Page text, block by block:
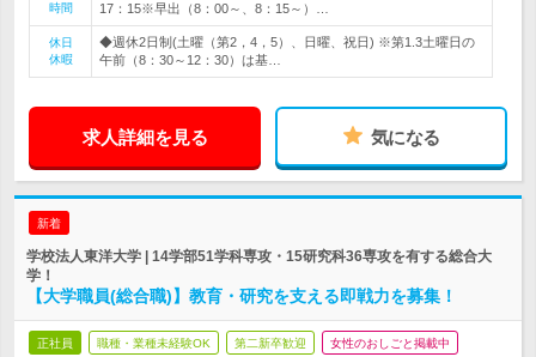
時間
17：15※早出（8：00～、8：15～）…
休日
休暇
◆週休2日制(土曜（第2，4，5）、日曜、祝日) ※第1.3土曜日の
午前（8：30～12：30）は基…
求人詳細を見る 気になる
新着
学校法人東洋大学 | 14学部51学科専攻・15研究科36専攻を有する総合大
学！
【大学職員(総合職)】教育・研究を支える即戦力を募集！
正社員 職種・業種未経験OK 第二新卒歓迎 女性のおしごと掲載中